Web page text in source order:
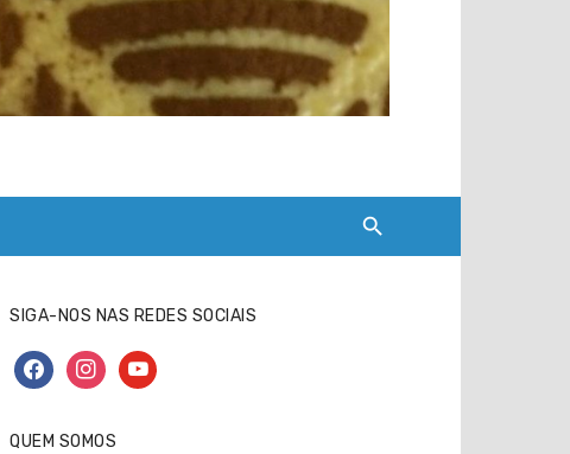
SIGA-NOS NAS REDES SOCIAIS
facebookinstagramyoutube
QUEM SOMOS